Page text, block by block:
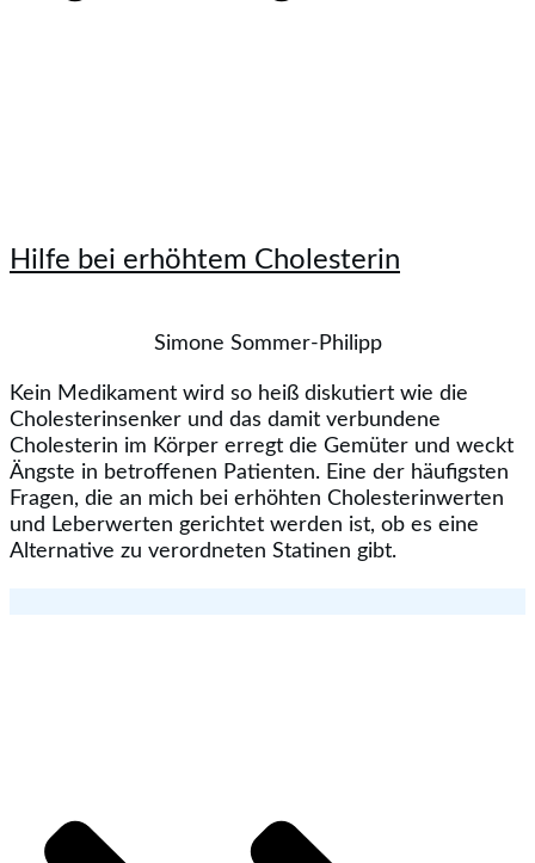
Hilfe bei erhöhtem Cholesterin
Simone Sommer-Philipp
Kein Medikament wird so heiß diskutiert wie die
Cholesterinsenker und das damit verbundene
Cholesterin im Körper erregt die Gemüter und weckt
Ängste in betroffenen Patienten. Eine der häufigsten
Fragen, die an mich bei erhöhten Cholesterinwerten
und Leberwerten gerichtet werden ist, ob es eine
Alternative zu verordneten Statinen gibt.